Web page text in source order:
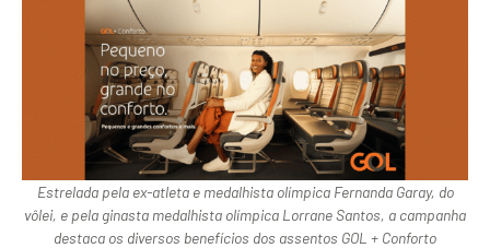
Estrelada pela ex-atleta e medalhista olímpica Fernanda Garay, do
vôlei, e pela ginasta medalhista olímpica Lorrane Santos, a campanha
destaca os diversos benefícios dos assentos GOL + Conforto